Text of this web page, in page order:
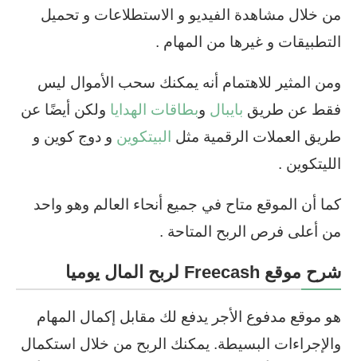
من خلال مشاهدة الفيديو و الاستطلاعات و تحميل
التطبيقات و غيرها من المهام .
ومن المثير للاهتمام أنه يمكنك سحب الأموال ليس
فقط عن طريق بايبال وبطاقات الهدايا ولكن أيضًا عن
طريق العملات الرقمية مثل
البيتكوين و دوج كوين و
الليتكوين .
كما أن الموقع متاح في جميع أنحاء العالم وهو واحد
من أعلى فرص الربح المتاحة .
شرح موقع Freecash لربح المال يوميا
هو موقع مدفوع الأجر يدفع لك مقابل إكمال المهام
والإجراءات البسيطة. يمكنك الربح من خلال استكمال